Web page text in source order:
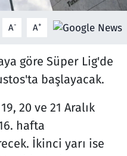
A- A+
göre Süper Lig'de
başlayacak.
20 ve 21 Aralık
hafta
İkinci yarı ise